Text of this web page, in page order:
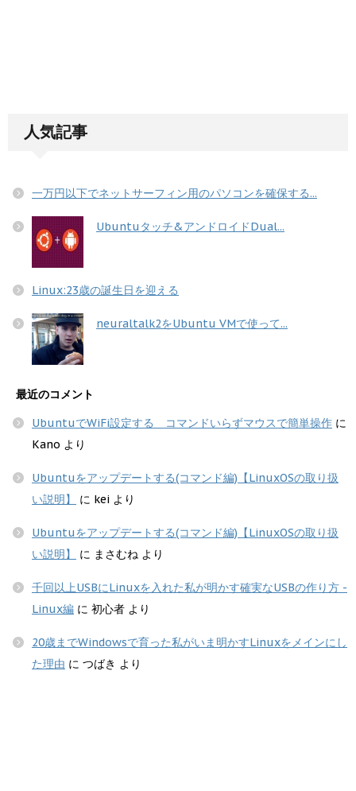
人気記事
一万円以下でネットサーフィン用のパソコンを確保する...
Ubuntuタッチ&アンドロイドDual...
Linux:23歳の誕生日を迎える
neuraltalk2をUbuntu VMで使って...
最近のコメント
UbuntuでWiFi設定する コマンドいらずマウスで簡単操作 に
Kano より
Ubuntuをアップデートする(コマンド編)【LinuxOSの取り扱
い説明】
に kei より
Ubuntuをアップデートする(コマンド編)【LinuxOSの取り扱
い説明】
に まさむね より
千回以上USBにLinuxを入れた私が明かす確実なUSBの作り方 -
Linux編 に 初心者 より
20歳までWindowsで育った私がいま明かすLinuxをメインにし
た理由 に つばき より